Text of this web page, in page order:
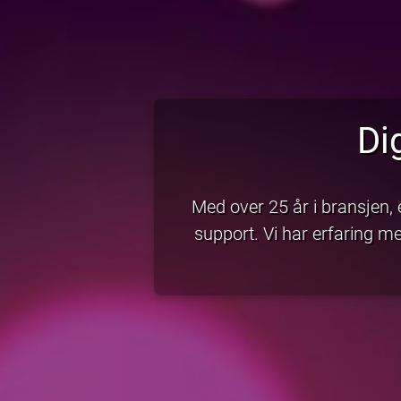
Med over 25 år i
support. Vi har erfaring